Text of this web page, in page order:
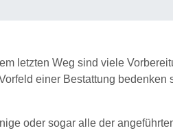
letzten Weg sind viele
einer Bestattung
oder sogar alle der